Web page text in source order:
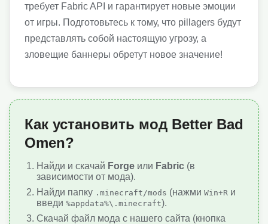
требует Fabric API и гарантирует новые эмоции
от игры. Подготовьтесь к тому, что pillagers будут
представлять собой настоящую угрозу, а
зловещие баннеры обретут новое значение!
Как установить мод Better Bad
Omen?
Найди и скачай Forge или Fabric (в
зависимости от мода).
Найди папку .minecraft/mods (нажми Win+R и
введи %appdata%\.minecraft).
Скачай файл мода с нашего сайта (кнопка